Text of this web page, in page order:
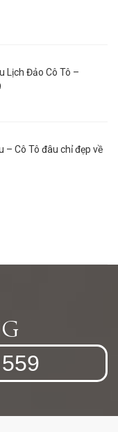
Lịch Đảo Cô Tô –
– Cô Tô đâu chỉ đẹp về